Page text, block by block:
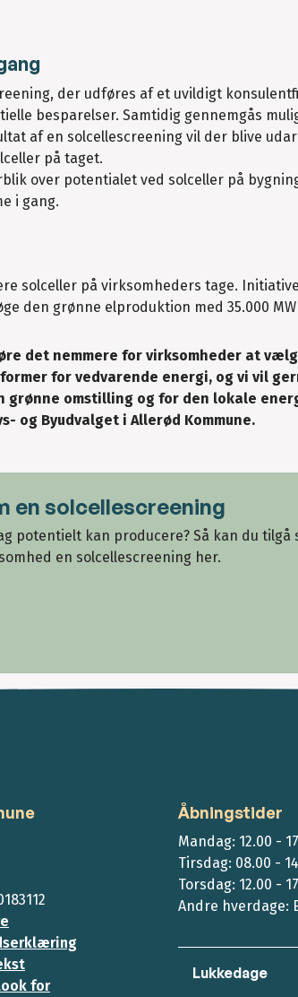
der udføres af et uvildigt
besparelser. Samtidig gennemgås
af en solcellescreening vil der blive
på taget.
over potentialet ved solceller på
i gang.
solceller på virksomheders tage.
den grønne elproduktion med 35.000
det nemmere for virksomheder at
for vedvarende energi, og vi vil
omstilling og for den lokale
og Byudvalget i Allerød Kommune.
en solcellescreening
potentielt kan producere? Så kan du tilgå
en solcellescreening her.
for
Åbningstider
Mandag: 12.00 -
Tirsdag: 08.00 -
Torsdag: 12.00 -
Andre hverdage:
Lukkedage